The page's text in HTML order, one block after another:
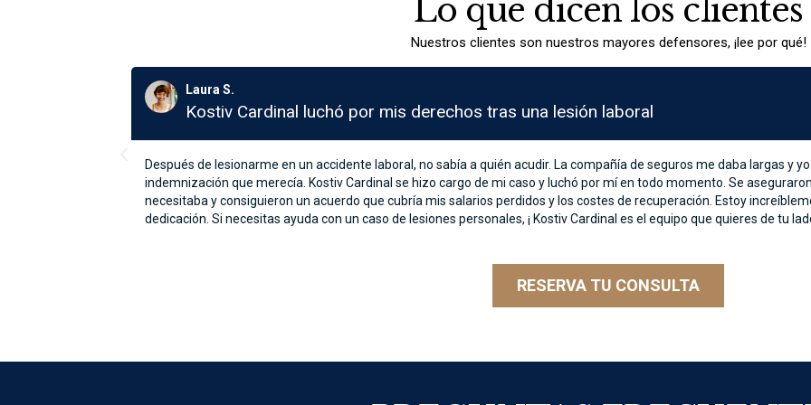
Lo que dicen los clientes
Nuestros clientes son nuestros mayores defensores, ¡lee por qué!
José C.
Kostiv Cardinal salvó mi negocio con la quiebra del capítulo 11
Cuando mi negocio atravesaba dificultades financieras, pensé que no había salida. Kostiv Cardinal me guió a través
cuidado y experiencia, ayudándome a reorganizar mis deudas al tiempo que mantenía mi negocio operativo.
activos, sino que me daba el respiro que necesitaba para reconstruir. Gracias a su dedicación, mi negocio está de
agradecida. Si te enfrentas a problemas financieros, te recomiendo encarecidamente a Kostiv Cardinal por sus
RESERVA TU CONSULTA